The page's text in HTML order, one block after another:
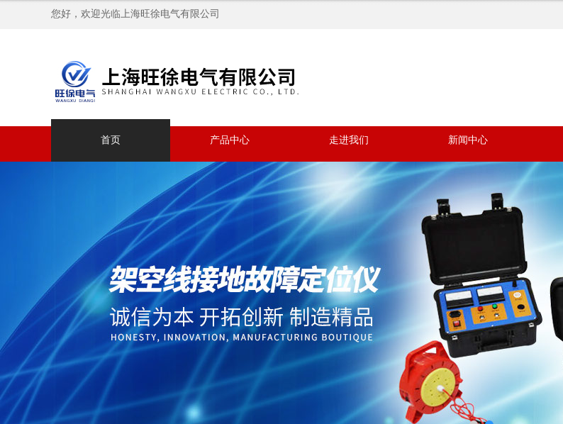
您好，欢迎光临上海旺徐电气有限公司
首页 产品中心 走进我们 新闻中心